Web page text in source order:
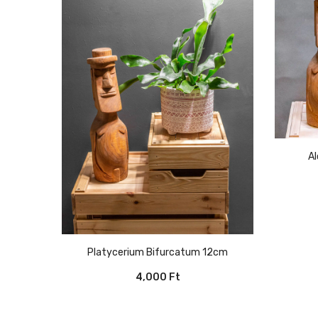
Platycerium Bifurcatum 12cm
4,000 Ft